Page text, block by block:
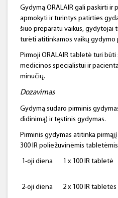
Gydymą ORALAIR gali paskirti
apmokyti ir turintys patirties
šiuo preparatu vaikus, gydytojai
turėti atitinkamos vaikų gydymo
Pirmoji ORALAIR tabletė turi
medicinos specialistui ir
minučių.
Dozavimas
Gydymą sudaro pirminis
didinimą) ir tęstinis gydymas.
Pirminis gydymas atitinka pirmąjį
300 IR poliežuvinėmis
1-oji diena 1 x 100 IR tabletė
2-oji diena 2 x 100 IR tabletės